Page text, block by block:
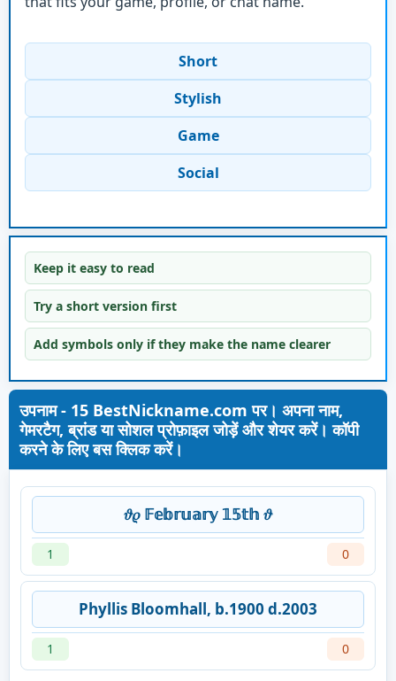
Short
Stylish
Game
Social
Keep it easy to read
Try a short version first
Add symbols only if they make the name clearer
उपनाम - 15 BestNickname.com पर। अपना नाम,
गेमरटैग, ब्रांड या सोशल प्रोफ़ाइल जोड़ें और शेयर करें। कॉपी
करने के लिए बस क्लिक करें।
𝜗𝜚 𝔽𝕖𝕓𝕣𝕦𝕒𝕣𝕪 𝟙𝟝𝕥𝕙 𝜗
1 0
Phyllis Bloomhall, b.1900 d.2003
1 0